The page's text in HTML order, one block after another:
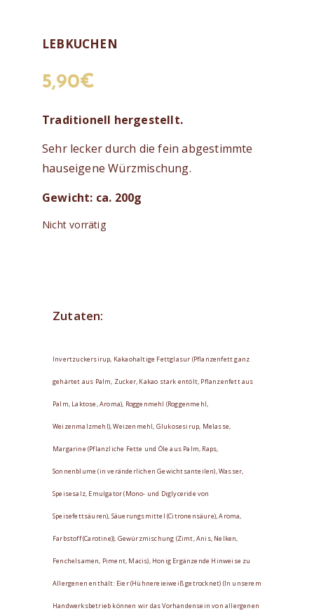
LEBKUCHEN
5,90€
Traditionell hergestellt.
Sehr lecker durch die fein abgestimmte
hauseigene Würzmischung.
Gewicht: ca. 200g
Nicht vorrätig
Zutaten:
Invertzuckersirup, Kakaohaltige Fettglasur (Pflanzenfett ganz
gehärtet aus Palm, Zucker, Kakao stark entölt, Pflanzenfett aus
Palm, Laktose, Aroma), Roggenmehl (Roggenmehl,
Weizenmalzmehl), Weizenmehl, Glukosesirup, Melasse,
Margarine (Pflanzliche Fette und Öle aus Palm, Raps,
Sonnenblume (in veränderlichen Gewichtsanteilen), Wasser,
Speisesalz, Emulgator (Mono- und Diglyceride von
Speisefettsäuren), Säuerungsmittel (Citronensäure), Aroma,
Farbstoff (Carotine)), Gewürzmischung (Zimt, Anis, Nelken,
Fenchelsamen, Piment, Macis), Honig Ergänzende Hinweise zu
Allergenen enthält: Eier (Hühnereieiweiß getrocknet) (In unserem
Handwerksbetrieb können wir das Vorhandensein von allergenen